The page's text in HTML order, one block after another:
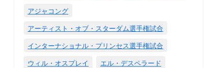
アジャコング
アーティスト・オブ・スターダム選手権試合
インターナショナル・プリンセス選手権試合
ウィル・オスプレイ
エル・デスペラード